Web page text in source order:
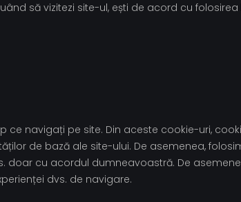
să vizitezi site-ul, ești de acord cu folosirea
navigați pe site. Din aceste cookie-uri,
de bază ale site-ului. De asemenea,
doar cu acordul dumneavoastră. De
dvs. de navigare.